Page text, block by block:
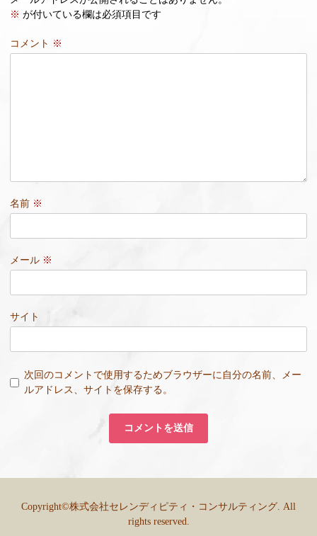
※ が付いている欄は必須項目です
コメント ※
名前 ※
メール ※
サイト
次回のコメントで使用するためブラウザーに自分の名前、メー
ルアドレス、サイトを保存する。
Copyright©株式会社セレンディピティ・コンサルティング. All
rights reserved.